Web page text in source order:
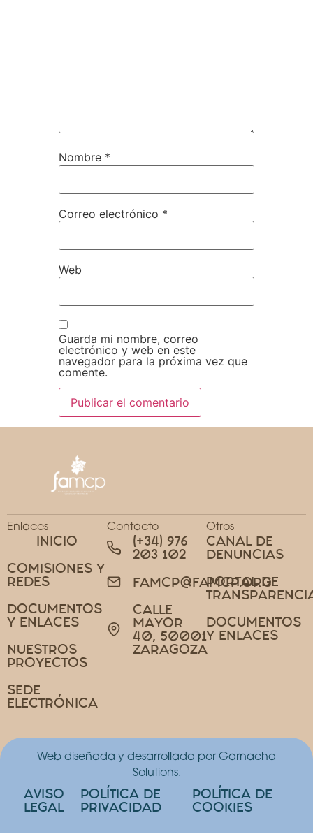
Nombre *
Correo electrónico *
Web
Guarda mi nombre, correo
electrónico y web en este
navegador para la próxima vez que
comente.
Enlaces
INICIO
COMISIONES Y
REDES
DOCUMENTOS
Y ENLACES
NUESTROS
PROYECTOS
SEDE
ELECTRÓNICA
Contacto
(+34) 976
203 102
FAMCP@FAMCP.ORG
CALLE
MAYOR
40, 50001
ZARAGOZA
Otros
CANAL DE
DENUNCIAS
PORTAL DE
DOCUMENTOS
Y ENLACES
Web diseñada y desarrollada por Garnacha
Solutions.
AVISO
LEGAL
POLÍTICA DE
PRIVACIDAD
POLÍTICA DE
COOKIES